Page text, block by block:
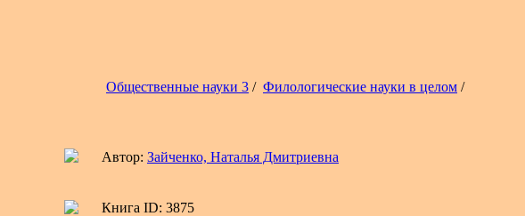
Общественные науки 3 / Филологические науки в целом /
Автор: Зайченко, Наталья Дмитриевна
Книга ID: 3875